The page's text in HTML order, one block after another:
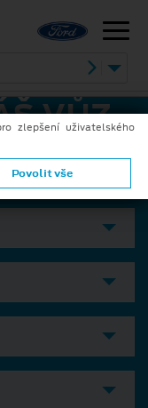
VŮZ
zlepšení uživatelského
Povolit vše